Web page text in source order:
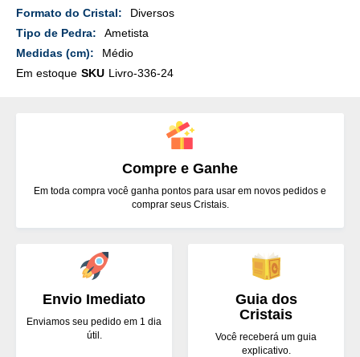
Mais
Detalhes
Diversos
Ametista
Médio
Em estoque SKU Livro-336-24
Envio Imediato
Enviamos seu pedido em 1 dia
útil.
Compre e Ganhe
Em toda compra você ganha pontos para usar em novos pedidos e
comprar seus Cristais.
Guia dos
Cristais
Você receberá um guia
explicativo.